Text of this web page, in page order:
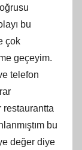
bu
çok
geçeyim.
telefon
bu
değer diye